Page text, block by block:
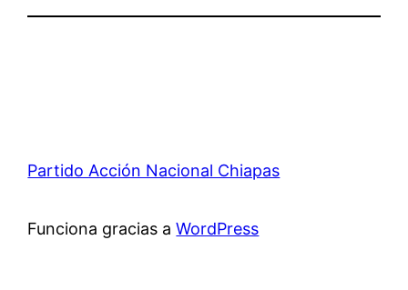
Partido Acción Nacional Chiapas
Funciona gracias aWordPress